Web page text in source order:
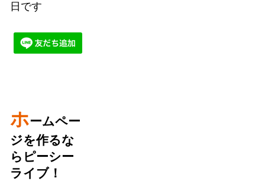
日です
ホームペー
ジを作るな
らピーシー
ライブ！